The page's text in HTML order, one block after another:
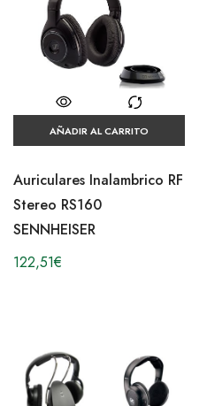
AÑADIR AL CARRITO
Auriculares Inalambrico RF
Stereo RS160
SENNHEISER
122,51€